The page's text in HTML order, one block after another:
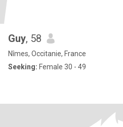
Guy, 58
Nîmes, Occitanie, France
Seeking: Female 30 - 49